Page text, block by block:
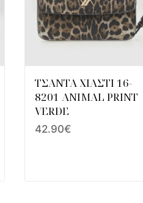
ΤΣΑΝΤΑ ΧΙΑΣΤΙ 16-
8201 ANIMAL PRINT
VERDE
42.90€